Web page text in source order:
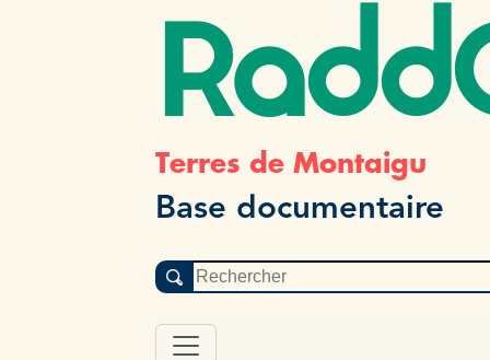
Terres de Montaigu
Base documentaire